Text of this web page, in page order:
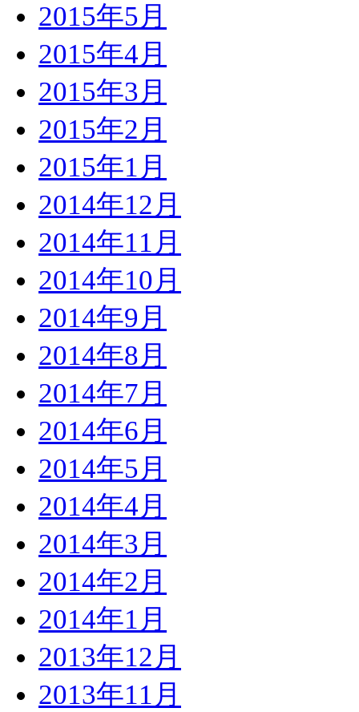
2015年5月
2015年4月
2015年3月
2015年2月
2015年1月
2014年12月
2014年11月
2014年10月
2014年9月
2014年8月
2014年7月
2014年6月
2014年5月
2014年4月
2014年3月
2014年2月
2014年1月
2013年12月
2013年11月